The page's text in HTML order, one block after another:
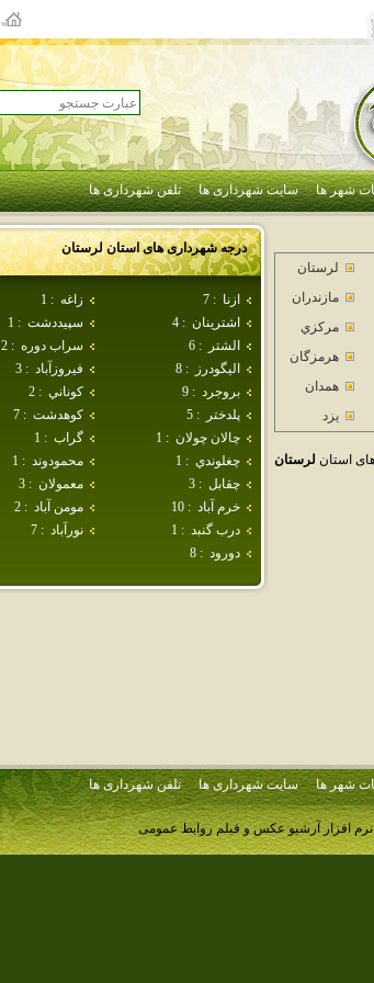
شهر ها سایت شهرداری ها تلفن شهرداری ها
درجه شهرداری های استانلرستان
ازنا :
7 زاغه :
1
اشترينان :
4 سپيددشت :
1
الشتر
:
6 سراب دوره :
2
اليگودرز
:
8 فيروزآباد :
3
بروجرد :
9 كوناني :
2
پلدختر
:
5 كوهدشت :
7
چالان چولان :
1 گراب :
1
چغلوندي :
1 محمودوند :
1
چقابل :
3 معمولان :
3
خرم آباد :
10 مومن آباد :
2
درب گنبد :
1 نورآباد :
7
دورود :
8
لرستان
مازندران
مركزي
هرمزگان
همدان
يزد
استان لرستان
شهر ها سایت شهرداری ها تلفن شهرداری ها
نرم افزار آرشیو عکس و فیلم روابط عمومی